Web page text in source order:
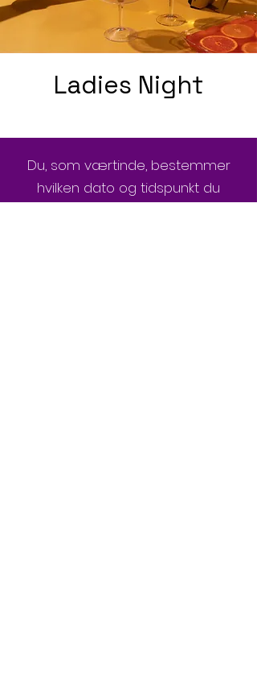
Ladies Night
Du, som værtinde, bestemmer
hvilken dato og tidspunkt du